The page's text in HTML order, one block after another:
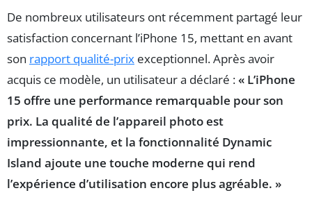
De nombreux utilisateurs ont récemment partagé leur
satisfaction concernant l’iPhone 15, mettant en avant
son rapport qualité-prix exceptionnel. Après avoir
acquis ce modèle, un utilisateur a déclaré :« L’iPhone
15 offre une performance remarquable pour son
prix. La qualité de l’appareil photo est
impressionnante, et la fonctionnalité Dynamic
Island ajoute une touche moderne qui rend
l’expérience d’utilisation encore plus agréable. »